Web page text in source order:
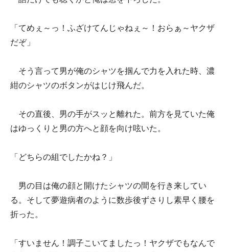
「てめぇ～っ！ふざけてんじゃねぇ～！おらぁ～ヤクザ
だぞ」
そう言って男が俺のシャツを掴んで力を入れた時、濃
紺のシャツのボタンがはじけ飛んだ。
その直後、男の手がスッと離れた。前方を見ていた俺
はゆっくりと男の方へと顔を向け呟いた。
「どちらの組でしたかね？」
男の目は俺の顔と開けたシャツの間を行き来してい
る。そして夢遊病者のように数歩後ずさりし素早く腰を
折った。
「すいません！調子こいてましたっ！ヤクザでもなんで